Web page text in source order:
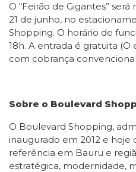
O “Feirão de Gigantes” será
21 de junho, no
Shopping. O horário de
18h. A entrada é gratuita
com cobrança
Sobre o Boulevard
O Boulevard Shopping,
inaugurado em 2012 e hoje
referência em Bauru e
estratégica, modernidade,